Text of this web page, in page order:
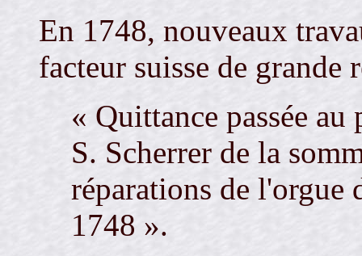
En 1748, nouveaux
facteur suisse de grande
« Quittance passée
S. Scherrer de la
réparations de l'orgue
1748 ».